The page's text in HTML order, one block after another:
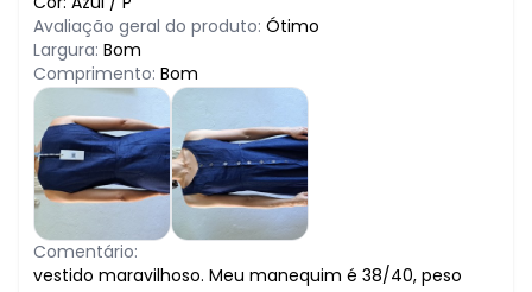
Avaliação geral do produto: Ótimo
Largura: Bom
Comprimento: Bom
Comentário:
vestido maravilhoso. Meu manequim é 38/40, peso